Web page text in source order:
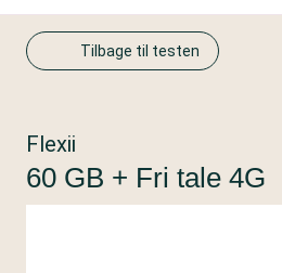
Tilbage til testen
Flexii
60 GB + Fri tale 4G